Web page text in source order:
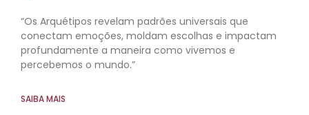
“Os Arquétipos revelam padrões universais que
conectam emoções, moldam escolhas e impactam
profundamente a maneira como vivemos e
percebemos o mundo.”
SAIBA MAIS